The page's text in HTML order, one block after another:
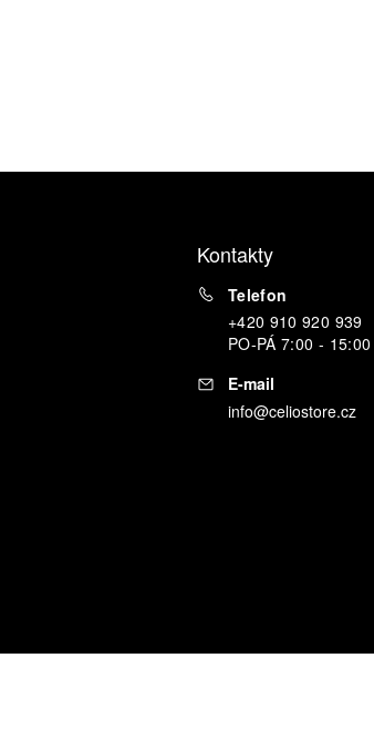
Kontakty
Telefon
+420 910 920 939
PO-PÁ 7:00 - 15:00
E-mail
info@celiostore.cz